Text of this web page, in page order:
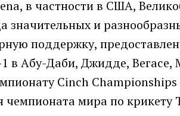
в частности в США,
значительных и
поддержку,
в Абу-Даби, Джидде, Вегасе,
Cinch Championships
чемпионата мира по крикету